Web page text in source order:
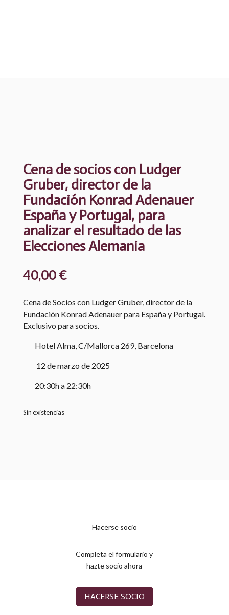
Cena de socios con Ludger
Gruber, director de la
Fundación Konrad Adenauer
España y Portugal, para
analizar el resultado de las
Elecciones Alemania
40,00€
Cena de Socios con Ludger Gruber, director de la
Fundación Konrad Adenauer para España y Portugal.
Exclusivo para socios.
Hotel Alma, C/Mallorca 269, Barcelona
12 de marzo de 2025
20:30h a 22:30h
Sin existencias
Hacerse socio
Completa el formulario y
hazte socio ahora
HACERSE SOCIO